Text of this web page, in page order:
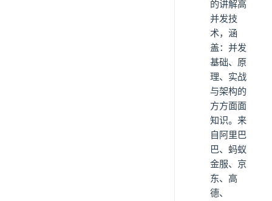
的讲解高
并发技
术，涵
盖：并发
基础、原
理、实战
与架构的
方方面面
知识。来
自阿里巴
巴、蚂蚁
金服、京
东、高
德、